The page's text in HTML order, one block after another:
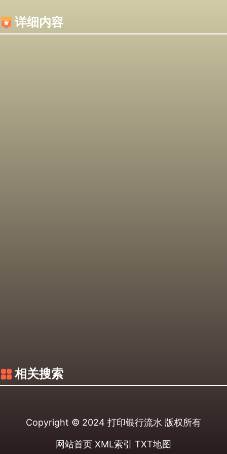
详细内容
相关搜索
Copyright © 2024 打印银行流水 版权所有
网站首页 XML索引 TXT地图